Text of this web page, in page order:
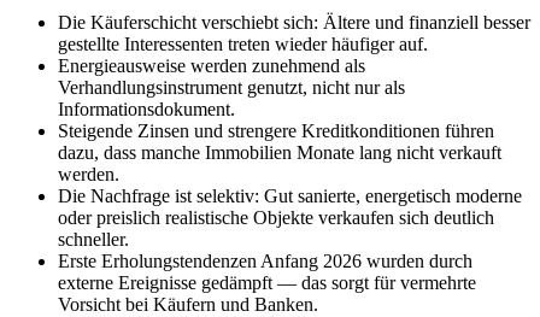
Die Käuferschicht verschiebt sich: Ältere und finanziell besser
gestellte Interessenten treten wieder häufiger auf.
Energieausweise werden zunehmend als
Verhandlungsinstrument genutzt, nicht nur als
Informationsdokument.
Steigende Zinsen und strengere Kreditkonditionen führen
dazu, dass manche Immobilien Monate lang nicht verkauft
werden.
Die Nachfrage ist selektiv: Gut sanierte, energetisch moderne
oder preislich realistische Objekte verkaufen sich deutlich
schneller.
Erste Erholungstendenzen Anfang 2026 wurden durch
externe Ereignisse gedämpft — das sorgt für vermehrte
Vorsicht bei Käufern und Banken.